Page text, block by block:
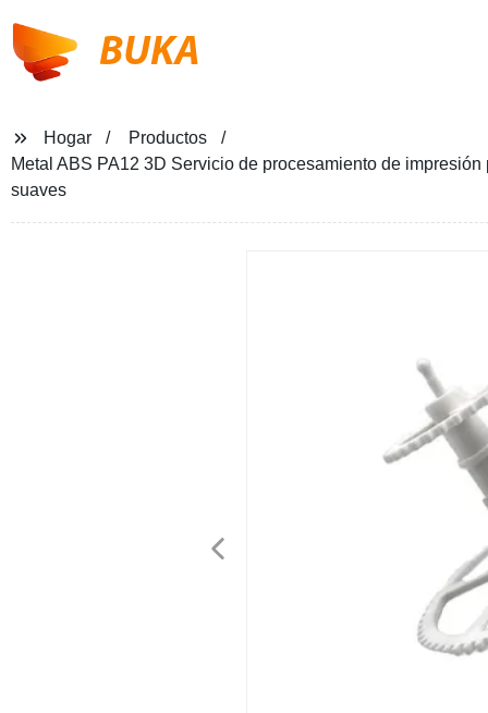
BUKA
Hogar
Productos
Metal ABS PA12 3D Servicio de procesamiento de
suaves